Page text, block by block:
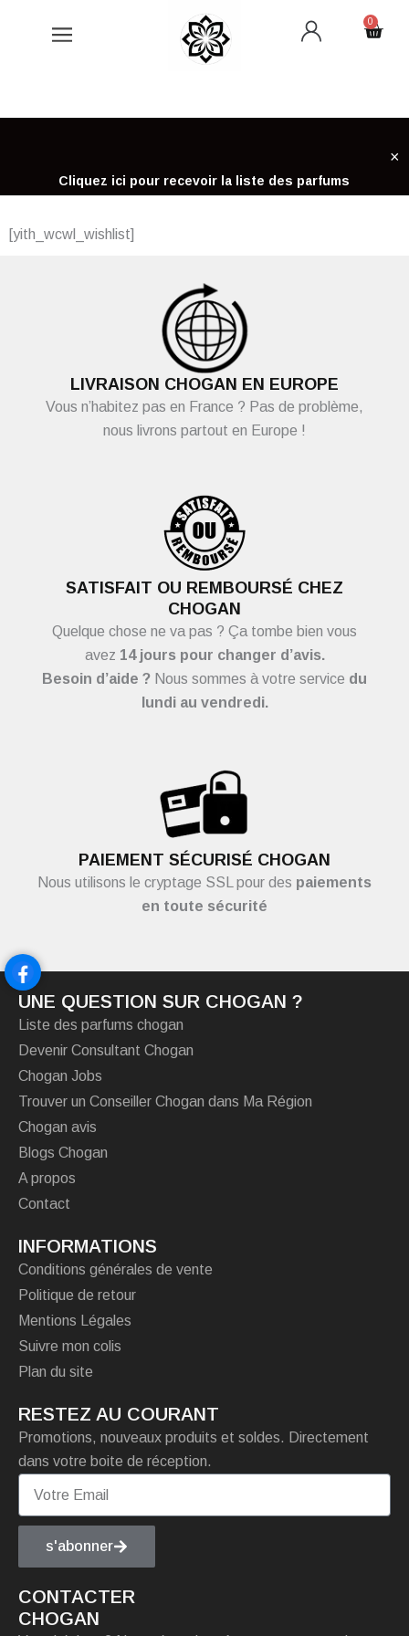
0
Cart
Cliquez ici pour recevoir la liste des parfums
×
[yith_wcwl_wishlist]
LIVRAISON CHOGAN EN EUROPE
Vous n’habitez pas en France ? Pas de problème,
nous livrons partout en Europe !
SATISFAIT OU REMBOURSÉ CHEZ
CHOGAN
Quelque chose ne va pas ? Ça tombe bien vous
avez 14 jours pour changer d’avis.
Besoin d’aide ? Nous sommes à votre service du
lundi au vendredi.
PAIEMENT SÉCURISÉ CHOGAN
Nous utilisons le cryptage SSL pour des paiements
en toute sécurité
UNE QUESTION SUR CHOGAN ?
Liste des parfums chogan
Devenir Consultant Chogan
Chogan Jobs
Trouver un Conseiller Chogan dans Ma Région
Chogan avis
Blogs Chogan
A propos
Contact
INFORMATIONS
Conditions générales de vente
Politique de retour
Mentions Légales
Suivre mon colis
Plan du site
RESTEZ AU COURANT
Promotions, nouveaux produits et soldes. Directement
dans votre boite de réception.
s'abonner
CONTACTER
CHOGAN